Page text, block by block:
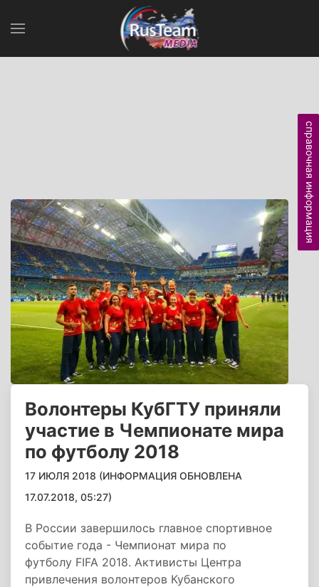
Волонтеры КубГТУ приняли
участие в Чемпионате мира
по футболу 2018
17 ИЮЛЯ 2018 (ИНФОРМАЦИЯ ОБНОВЛЕНА
17.07.2018, 05:27)
В России завершилось главное спортивное
событие года - Чемпионат мира по
футболу FIFA 2018. Активисты Центра
привлечения волонтеров Кубанского
справочная информация